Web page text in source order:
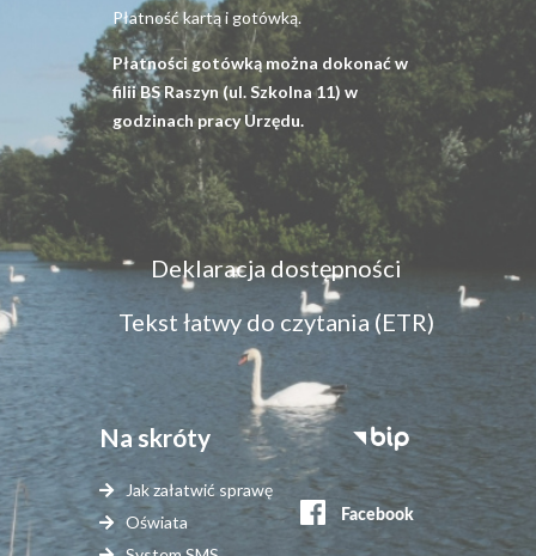
Płatność kartą i gotówką.
Płatności gotówką można dokonać w
filii BS Raszyn (ul. Szkolna 11) w
godzinach pracy Urzędu.
Menu
dostępność
Deklaracja dostępności
Tekst łatwy do czytania (ETR)
Na skróty
Jak załatwić sprawę
Oświata
Stopka
serwisy
zewnętrzne